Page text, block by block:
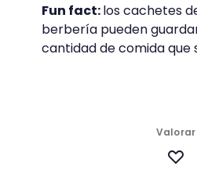
Fun fact:los cachetes
berbería pueden
cantidad de comida que
Valorar